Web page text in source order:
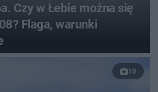
Czy w Łebie można się
Flaga, warunki
10